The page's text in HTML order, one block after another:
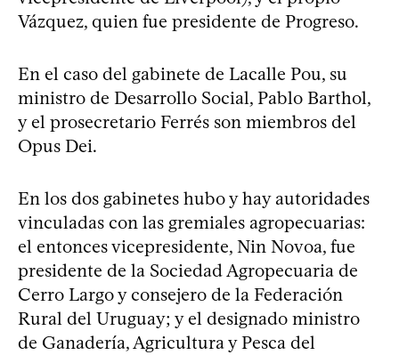
Vázquez, quien fue presidente de Progreso.
En el caso del gabinete de Lacalle Pou, su
ministro de Desarrollo Social, Pablo Barthol,
y el prosecretario Ferrés son miembros del
Opus Dei.
En los dos gabinetes hubo y hay autoridades
vinculadas con las gremiales agropecuarias:
el entonces vicepresidente, Nin Novoa, fue
presidente de la Sociedad Agropecuaria de
Cerro Largo y consejero de la Federación
Rural del Uruguay; y el designado ministro
de Ganadería, Agricultura y Pesca del